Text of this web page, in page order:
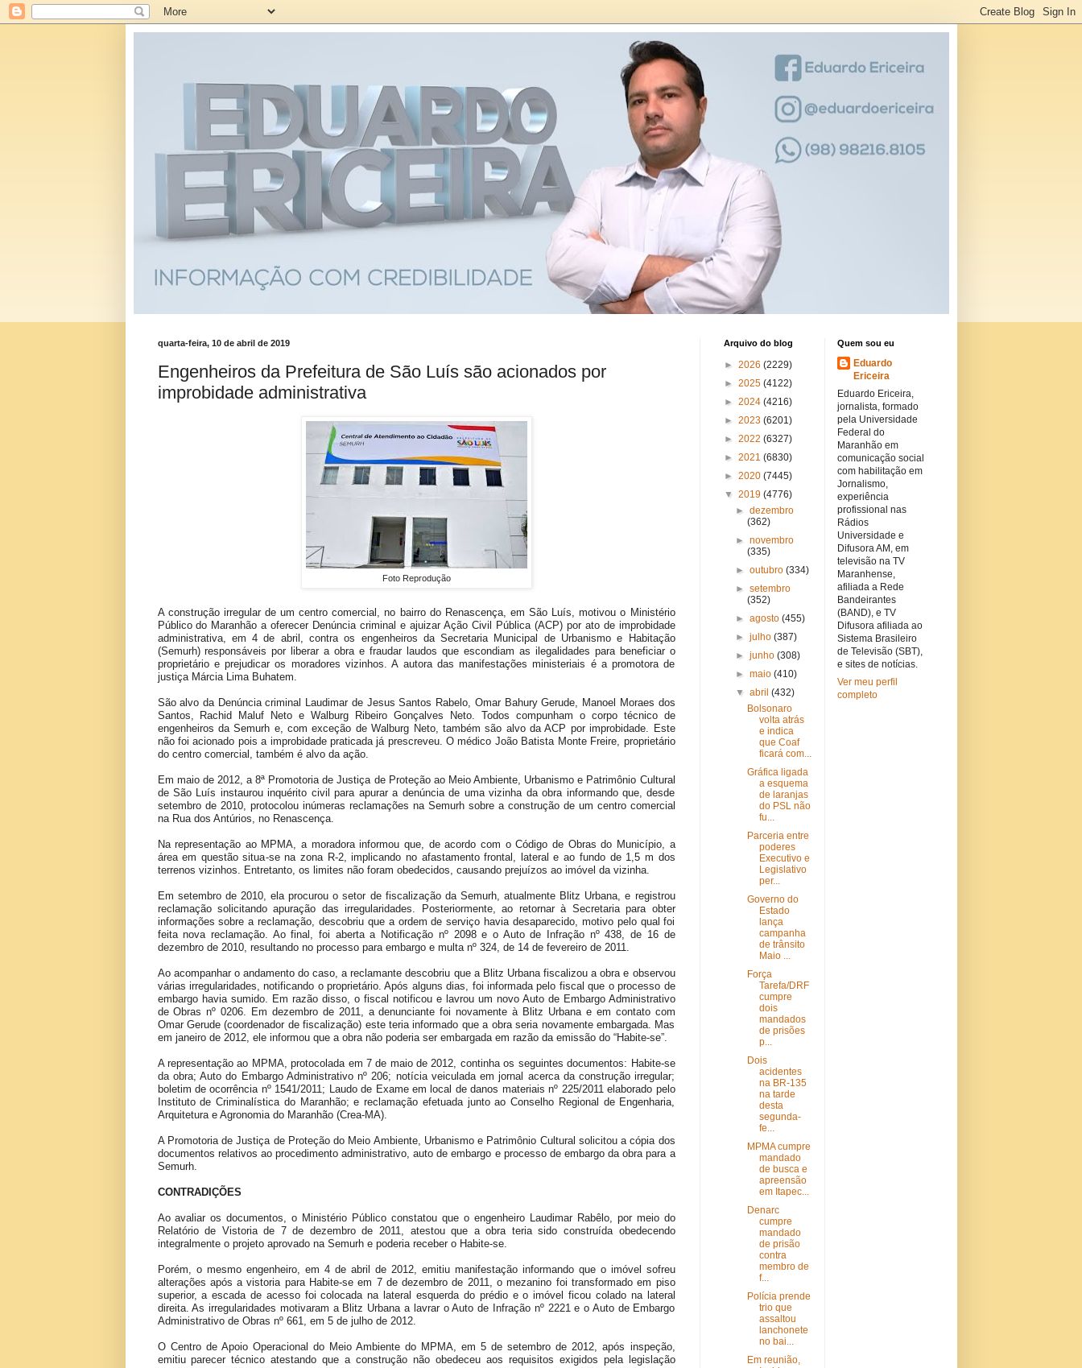
quarta-feira, 10 de abril de 2019
Engenheiros da Prefeitura de São Luís são acionados por
improbidade administrativa
Foto Reprodução
A construção irregular de um centro comercial, no bairro do Renascença, em São Luís, motivou o Ministério
Público do Maranhão a oferecer Denúncia criminal e ajuizar Ação Civil Pública (ACP) por ato de improbidade
administrativa, em 4 de abril, contra os engenheiros da Secretaria Municipal de Urbanismo e Habitação
(Semurh) responsáveis por liberar a obra e fraudar laudos que escondiam as ilegalidades para beneficiar o
proprietário e prejudicar os moradores vizinhos. A autora das manifestações ministeriais é a promotora de
justiça Márcia Lima Buhatem.
São alvo da Denúncia criminal Laudimar de Jesus Santos Rabelo, Omar Bahury Gerude, Manoel Moraes dos
Santos, Rachid Maluf Neto e Walburg Ribeiro Gonçalves Neto. Todos compunham o corpo técnico de
engenheiros da Semurh e, com exceção de Walburg Neto, também são alvo da ACP por improbidade. Este
não foi acionado pois a improbidade praticada já prescreveu. O médico João Batista Monte Freire, proprietário
do centro comercial, também é alvo da ação.
Em maio de 2012, a 8ª Promotoria de Justiça de Proteção ao Meio Ambiente, Urbanismo e Patrimônio Cultural
de São Luís instaurou inquérito civil para apurar a denúncia de uma vizinha da obra informando que, desde
setembro de 2010, protocolou inúmeras reclamações na Semurh sobre a construção de um centro comercial
na Rua dos Antúrios, no Renascença.
Na representação ao MPMA, a moradora informou que, de acordo com o Código de Obras do Município, a
área em questão situa-se na zona R-2, implicando no afastamento frontal, lateral e ao fundo de 1,5 m dos
terrenos vizinhos. Entretanto, os limites não foram obedecidos, causando prejuízos ao imóvel da vizinha.
Em setembro de 2010, ela procurou o setor de fiscalização da Semurh, atualmente Blitz Urbana, e registrou
reclamação solicitando apuração das irregularidades. Posteriormente, ao retornar à Secretaria para obter
informações sobre a reclamação, descobriu que a ordem de serviço havia desaparecido, motivo pelo qual foi
feita nova reclamação. Ao final, foi aberta a Notificação nº 2098 e o Auto de Infração nº 438, de 16 de
dezembro de 2010, resultando no processo para embargo e multa nº 324, de 14 de fevereiro de 2011.
Ao acompanhar o andamento do caso, a reclamante descobriu que a Blitz Urbana fiscalizou a obra e observou
várias irregularidades, notificando o proprietário. Após alguns dias, foi informada pelo fiscal que o processo de
embargo havia sumido. Em razão disso, o fiscal notificou e lavrou um novo Auto de Embargo Administrativo
de Obras nº 0206. Em dezembro de 2011, a denunciante foi novamente à Blitz Urbana e em contato com
Omar Gerude (coordenador de fiscalização) este teria informado que a obra seria novamente embargada. Mas
em janeiro de 2012, ele informou que a obra não poderia ser embargada em razão da emissão do “Habite-se”.
A representação ao MPMA, protocolada em 7 de maio de 2012, continha os seguintes documentos: Habite-se
da obra; Auto do Embargo Administrativo nº 206; notícia veiculada em jornal acerca da construção irregular;
boletim de ocorrência nº 1541/2011; Laudo de Exame em local de danos materiais nº 225/2011 elaborado pelo
Instituto de Criminalística do Maranhão; e reclamação efetuada junto ao Conselho Regional de Engenharia,
Arquitetura e Agronomia do Maranhão (Crea-MA).
A Promotoria de Justiça de Proteção do Meio Ambiente, Urbanismo e Patrimônio Cultural solicitou a cópia dos
documentos relativos ao procedimento administrativo, auto de embargo e processo de embargo da obra para a
Semurh.
CONTRADIÇÕES
Ao avaliar os documentos, o Ministério Público constatou que o engenheiro Laudimar Rabêlo, por meio do
Relatório de Vistoria de 7 de dezembro de 2011, atestou que a obra teria sido construída obedecendo
integralmente o projeto aprovado na Semurh e poderia receber o Habite-se.
Porém, o mesmo engenheiro, em 4 de abril de 2012, emitiu manifestação informando que o imóvel sofreu
alterações após a vistoria para Habite-se em 7 de dezembro de 2011, o mezanino foi transformado em piso
superior, a escada de acesso foi colocada na lateral esquerda do prédio e o imóvel ficou colado na lateral
direita. As irregularidades motivaram a Blitz Urbana a lavrar o Auto de Infração nº 2221 e o Auto de Embargo
Administrativo de Obras nº 661, em 5 de julho de 2012.
O Centro de Apoio Operacional do Meio Ambiente do MPMA, em 5 de setembro de 2012, após inspeção,
emitiu parecer técnico atestando que a construção não obedeceu aos requisitos exigidos pela legislação
Arquivo do blog
► 2026 (2229)
► 2025 (4122)
► 2024 (4216)
► 2023 (6201)
► 2022 (6327)
► 2021 (6830)
► 2020 (7445)
▼ 2019 (4776)
► dezembro
(362)
► novembro
(335)
► outubro (334)
► setembro
(352)
► agosto (455)
► julho (387)
► junho (308)
► maio (410)
▼ abril (432)
Bolsonaro
volta atrás
e indica
que Coaf
ficará com...
Gráfica ligada
a esquema
de laranjas
do PSL não
fu...
Parceria entre
poderes
Executivo e
Legislativo
per...
Governo do
Estado
lança
campanha
de trânsito
Maio ...
Força
Tarefa/DRF
cumpre
dois
mandados
de prisões
p...
Dois
acidentes
na BR-135
na tarde
desta
segunda-
fe...
MPMA cumpre
mandado
de busca e
apreensão
em Itapec...
Denarc
cumpre
mandado
de prisão
contra
membro de
f...
Polícia prende
trio que
assaltou
lanchonete
no bai...
Em reunião,
Quem sou eu
Eduardo
Ericeira
Eduardo Ericeira,
jornalista, formado
pela Universidade
Federal do
Maranhão em
comunicação social
com habilitação em
Jornalismo,
experiência
profissional nas
Rádios
Universidade e
Difusora AM, em
televisão na TV
Maranhense,
afiliada a Rede
Bandeirantes
(BAND), e TV
Difusora afiliada ao
Sistema Brasileiro
de Televisão (SBT),
e sites de notícias.
Ver meu perfil
completo